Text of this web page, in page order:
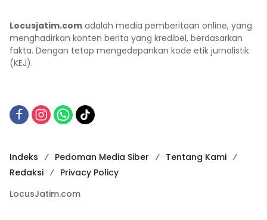
Locusjatim.com adalah media pemberitaan online, yang
menghadirkan konten berita yang kredibel, berdasarkan
fakta. Dengan tetap mengedepankan kode etik jurnalistik
(KEJ).
Indeks Pedoman Media Siber
Tentang Kami
Redaksi
Privacy Policy
LocusJatim.com